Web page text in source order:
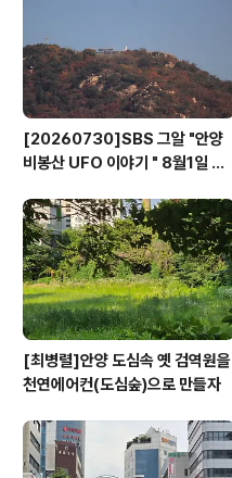
있었는데 언제 부터인지 잠깐..
[20260730]SBS 그알 "안양
비봉산 UFO 이야기 " 8월1일 방
[최병렬]안양 도심속 옛 검역원을
천연에어컨(도심숲)으로 만들자